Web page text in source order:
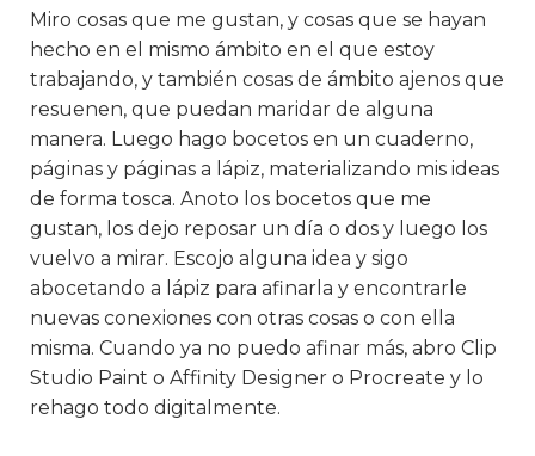
Miro cosas que me gustan, y cosas que se hayan
hecho en el mismo ámbito en el que estoy
trabajando, y también cosas de ámbito ajenos que
resuenen, que puedan maridar de alguna
manera. Luego hago bocetos en un cuaderno,
páginas y páginas a lápiz, materializando mis ideas
de forma tosca. Anoto los bocetos que me
gustan, los dejo reposar un día o dos y luego los
vuelvo a mirar. Escojo alguna idea y sigo
abocetando a lápiz para afinarla y encontrarle
nuevas conexiones con otras cosas o con ella
misma. Cuando ya no puedo afinar más, abro Clip
Studio Paint o Affinity Designer o Procreate y lo
rehago todo digitalmente.